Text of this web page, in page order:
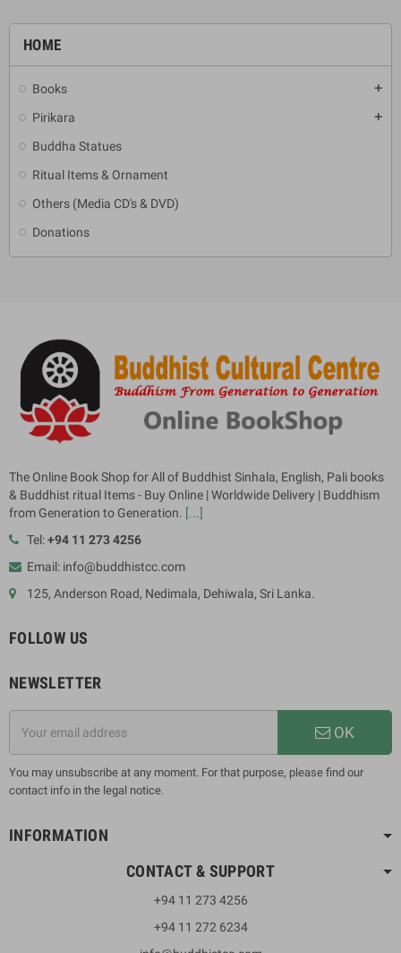
HOME
Books add
Pirikara add
Buddha Statues
Ritual Items & Ornament
Others (Media CD's & DVD)
Donations
The Online Book Shop for All of Buddhist Sinhala, English, Pali books
& Buddhist ritual Items - Buy Online | Worldwide Delivery | Buddhism
from Generation to Generation. [...]
Tel:+94 11 273 4256
Email: info@buddhistcc.com
125, Anderson Road, Nedimala, Dehiwala, Sri Lanka.
FOLLOW US
NEWSLETTER
OK
You may unsubscribe at any moment. For that purpose, please find our
contact info in the legal notice.
INFORMATION
CONTACT & SUPPORT
+94 11 273 4256
+94 11 272 6234